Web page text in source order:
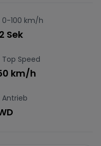
0-100 km/h
Sek
Top Speed
km/h
Antrieb